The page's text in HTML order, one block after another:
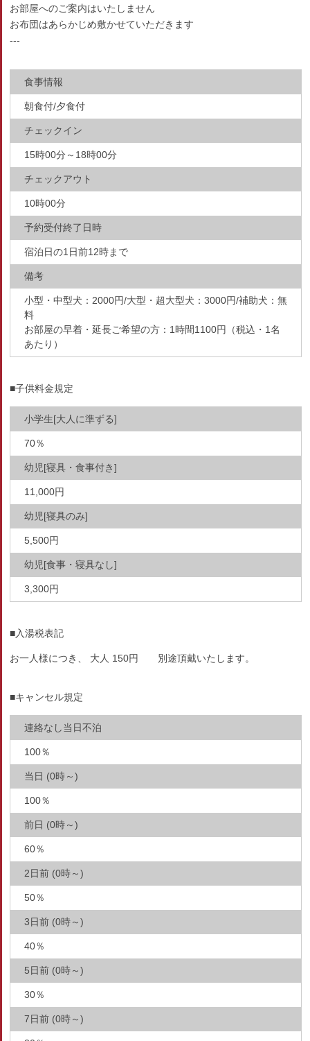
お部屋へのご案内はいたしません
お布団はあらかじめ敷かせていただきます
---
食事情報
朝食付/夕食付
チェックイン
15時00分～18時00分
チェックアウト
10時00分
予約受付終了日時
宿泊日の1日前12時まで
備考
小型・中型犬：2000円/大型・超大型犬：3000円/補助犬：無
料
お部屋の早着・延長ご希望の方：1時間1100円（税込・1名
あたり）
■子供料金規定
小学生[大人に準ずる]
70％
幼児[寝具・食事付き]
11,000円
幼児[寝具のみ]
5,500円
幼児[食事・寝具なし]
3,300円
■入湯税表記
お一人様につき、 大人 150円 別途頂戴いたします。
■キャンセル規定
連絡なし当日不泊
100％
当日 (0時～)
100％
前日 (0時～)
60％
2日前 (0時～)
50％
3日前 (0時～)
40％
5日前 (0時～)
30％
7日前 (0時～)